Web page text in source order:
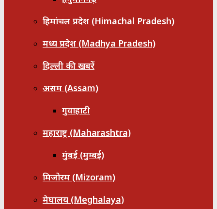
हिमांचल प्रदेश (Himachal Pradesh)
मध्य प्रदेश (Madhya Pradesh)
दिल्ली की खबरें
असम (Assam)
गुवाहाटी
महाराष्ट्र (Maharashtra)
मुंबई (मुम्बई)
मिजोरम (Mizoram)
मेघालय (Meghalaya)